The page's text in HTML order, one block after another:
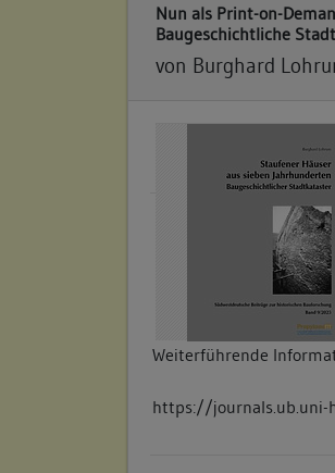
Nun als Print-on-
Baugeschichtliche
von Burghard
Weiterführende
https://